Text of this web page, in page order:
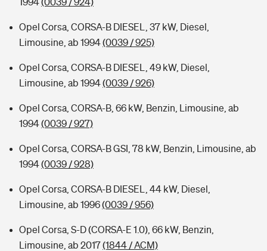
Opel Corsa, CORSA-B DIESEL, 37 kW, Diesel,
Limousine, ab 1994(0039 / 925)
Opel Corsa, CORSA-B DIESEL, 49 kW, Diesel,
Limousine, ab 1994(0039 / 926)
Opel Corsa, CORSA-B, 66 kW, Benzin, Limousine, ab
1994(0039 / 927)
Opel Corsa, CORSA-B GSI, 78 kW, Benzin, Limousine, ab
1994(0039 / 928)
Opel Corsa, CORSA-B DIESEL, 44 kW, Diesel,
Limousine, ab 1996(0039 / 956)
Opel Corsa, S-D (CORSA-E 1.0), 66 kW, Benzin,
Limousine, ab 2017(1844 / ACM)